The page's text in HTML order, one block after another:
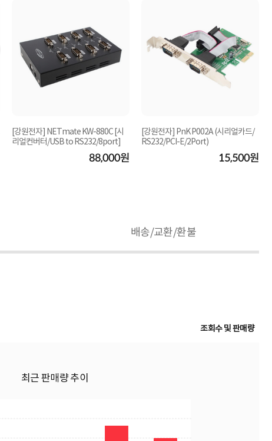
[강원전자] NETmate KW-880C [시
리얼컨버터/USB to RS232/8port]
88,000원
[강원전자] PnK P002A (시리얼카드/
RS232/PCI-E/2Port)
15,500원
배송/교환/환불
조회수 및 판매량
최근 판매량 추이